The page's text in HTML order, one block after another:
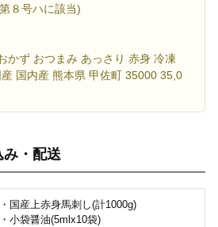
８号ハに該当)
かず おつまみ あっさり 赤身 冷凍
国内産 熊本県 甲佐町 35000 35,0
み・配送
・国産上赤身馬刺し(計1000g)
・小袋醤油(5mlx10袋)